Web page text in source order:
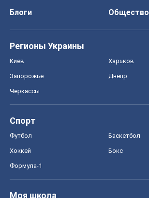
Блоги
Общество
Регионы Украины
Киев Харьков
Запорожье Днепр
Черкассы
Спорт
Футбол Баскетбол
Хоккей Бокс
Формула-1
Моя школа